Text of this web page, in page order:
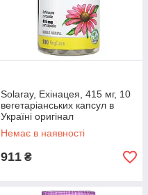
Solaray, Ехінацея, 415 мг, 10
вегетаріанських капсул в
Україні оригінал
Немає в наявності
911 ₴